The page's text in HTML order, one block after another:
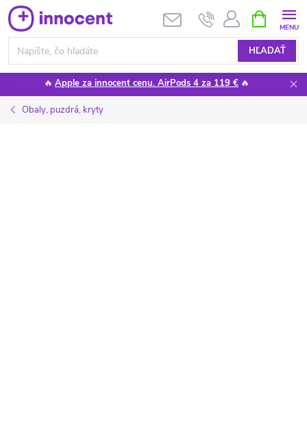
Prejsť
na
obsah
HĽADAŤ
KOŠÍK
🔥 Apple za innocent cenu. AirPods 4 za 119 € 🔥
Obaly, puzdrá, kryty